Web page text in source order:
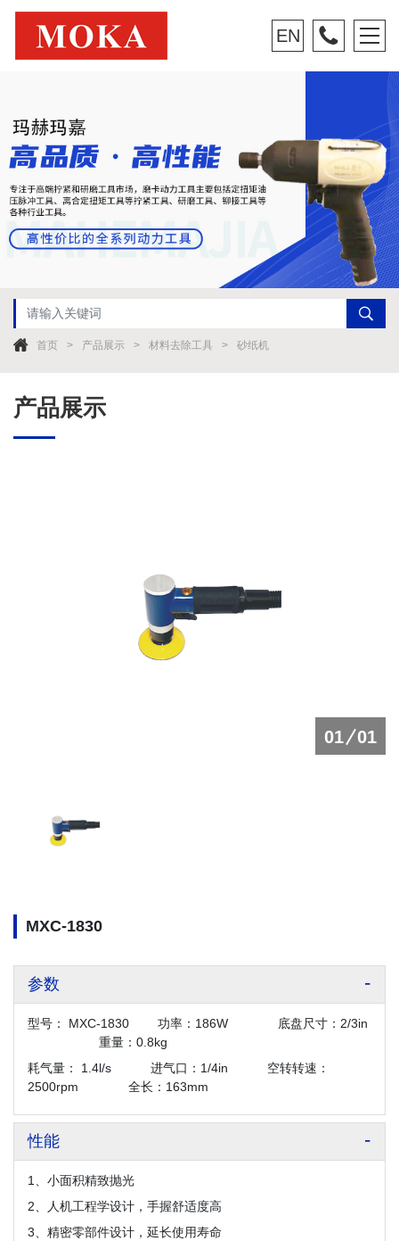
EN
首页 产品展示 材料去除工具 砂纸机
产品展示
01 01
MXC-1830
参数
型号： MXC-1830 功率：186W 底盘尺寸：2/3in
重量：0.8kg
耗气量： 1.4l/s 进气口：1/4in 空转转速：
2500rpm 全长：163mm
性能
1、小面积精致抛光
2、人机工程学设计，手握舒适度高
3、精密零部件设计，延长使用寿命